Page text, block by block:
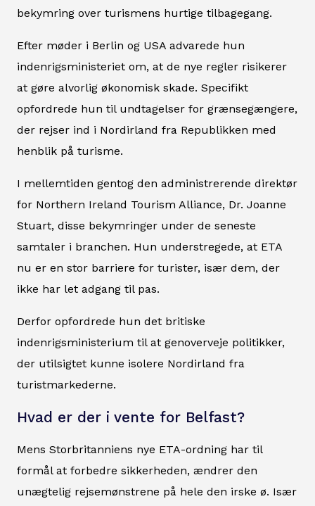
bekymring over turismens hurtige tilbagegang.
Efter møder i Berlin og USA advarede hun
indenrigsministeriet om, at de nye regler risikerer
at gøre alvorlig økonomisk skade. Specifikt
opfordrede hun til undtagelser for grænsegængere,
der rejser ind i Nordirland fra Republikken med
henblik på turisme.
I mellemtiden gentog den administrerende direktør
for Northern Ireland Tourism Alliance, Dr. Joanne
Stuart, disse bekymringer under de seneste
samtaler i branchen. Hun understregede, at ETA
nu er en stor barriere for turister, især dem, der
ikke har let adgang til pas.
Derfor opfordrede hun det britiske
indenrigsministerium til at genoverveje politikker,
der utilsigtet kunne isolere Nordirland fra
turistmarkederne.
Hvad er der i vente for Belfast?
Mens Storbritanniens nye ETA-ordning har til
formål at forbedre sikkerheden, ændrer den
unægtelig rejsemønstrene på hele den irske ø. Især